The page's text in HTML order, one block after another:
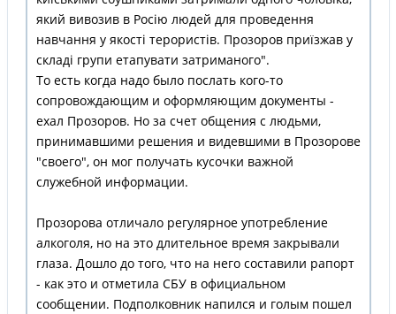
який вивозив в Росію людей для проведення
навчання у якості терористів. Прозоров приїзжав у
складі групи етапувати затриманого".
То есть когда надо было послать кого-то
сопровождающим и оформляющим документы -
ехал Прозоров. Но за счет общения с людьми,
принимавшими решения и видевшими в Прозорове
"своего", он мог получать кусочки важной
служебной информации.
Прозорова отличало регулярное употребление
алкоголя, но на это длительное время закрывали
глаза. Дошло до того, что на него составили рапорт
- как это и отметила СБУ в официальном
сообщении. Подполковник напился и голым пошел